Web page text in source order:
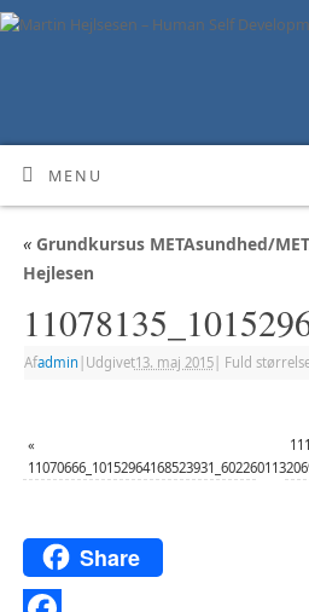
MENU
«Grundkursus METAsundhed/
Hejlesen
Afadmin Udgivet13. maj 2015| Fuld
«
Share